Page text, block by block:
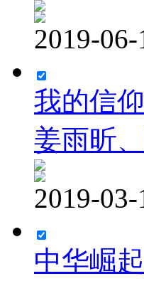
2019-06-
我的信
姜雨昕
2019-03-
中华崛起